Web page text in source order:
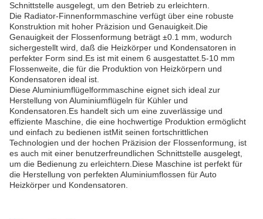
Schnittstelle ausgelegt, um den Betrieb zu erleichtern.
Die Radiator-Finnenformmaschine verfügt über eine robuste
Konstruktion mit hoher Präzision und Genauigkeit.Die
Genauigkeit der Flossenformung beträgt ±0.1 mm, wodurch
sichergestellt wird, daß die Heizkörper und Kondensatoren in
perfekter Form sind.Es ist mit einem 6 ausgestattet.5-10 mm
Flossenweite, die für die Produktion von Heizkörpern und
Kondensatoren ideal ist.
Diese Aluminiumflügelformmaschine eignet sich ideal zur
Herstellung von Aluminiumflügeln für Kühler und
Kondensatoren.Es handelt sich um eine zuverlässige und
effiziente Maschine, die eine hochwertige Produktion ermöglicht
und einfach zu bedienen istMit seinen fortschrittlichen
Technologien und der hochen Präzision der Flossenformung, ist
es auch mit einer benutzerfreundlichen Schnittstelle ausgelegt,
um die Bedienung zu erleichtern.Diese Maschine ist perfekt für
die Herstellung von perfekten Aluminiumflossen für Auto
Heizkörper und Kondensatoren.